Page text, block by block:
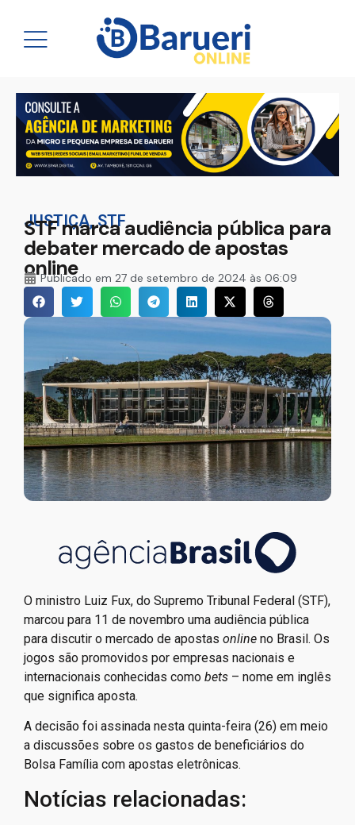
JUSTIÇA,STF
STF marca audiência pública para
debater mercado de apostas
online
Publicado em 27 de setembro de 2024 às 06:09
O ministro Luiz Fux, do Supremo Tribunal Federal (STF),
marcou para 11 de novembro uma audiência pública
para discutir o mercado de apostas online no Brasil. Os
jogos são promovidos por empresas nacionais e
internacionais conhecidas como bets – nome em inglês
que significa aposta.
A decisão foi assinada nesta quinta-feira (26) em meio
a discussões sobre os gastos de beneficiários do
Bolsa Família com apostas eletrônicas.
Notícias relacionadas: